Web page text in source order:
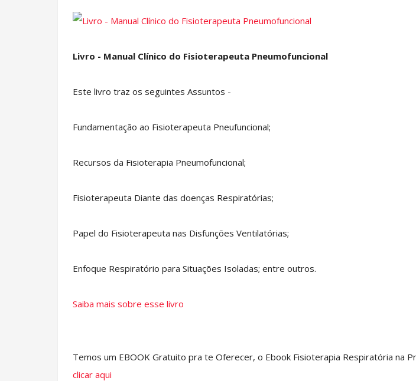
Livro - Manual Clínico do Fisioterapeuta Pneumofuncional
Este livro traz os seguintes Assuntos -
Fundamentação ao Fisioterapeuta Pneufuncional;
Recursos da Fisioterapia Pneumofuncional;
Fisioterapeuta Diante das doenças Respiratórias;
Papel do Fisioterapeuta nas Disfunções Ventilatórias;
Enfoque Respiratório para Situações Isoladas; entre outros.
Saiba mais sobre esse livro
Temos um EBOOK Gratuito pra te Oferecer, o Ebook Fisioterapia Respiratória na
clicar aqui